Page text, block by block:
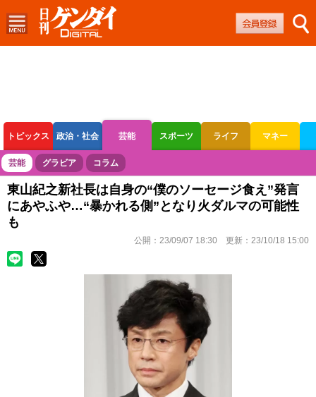
トピックス 政治・社会 芸能 スポーツ ライフ マネー
ボートレース 競輪 オートレース
芸能 グラビア コラム
東山紀之新社長は自身の“僕のソーセージ食え”発言
にあやふや…“暴かれる側”となり火ダルマの可能性
も
公開： 23/09/07 18:30 更新： 23/10/18 15:00